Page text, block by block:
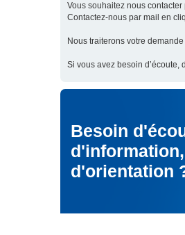
Vous souhaitez nous
Contactez-nous par mail en
Nous traiterons votre
Si vous avez besoin d’écoute,
Besoin
d'information,
d'orientation